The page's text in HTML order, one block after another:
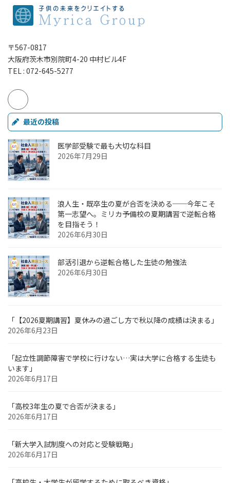
〒567-0817
大阪府茨木市別院町4-20 中村ビル4F
TEL : 072-645-5277
最近の投稿
医学部受験で最も大切な科目
2026年7月29日
浪人生・既卒生の夏が合否を決める──今年こそ
第一志望へ。ミリカ予備校の夏期講習で逆転合格
を目指そう！
2026年6月30日
部活引退から逆転合格した生徒の勉強法
2026年6月30日
「【2026夏期講習】夏休みの過ごし方で秋以降の成績は決まる」
2026年6月23日
「起立性調節障害で学校に行けない…実は大学に合格する生徒も
います」
2026年6月17日
「高校3年生の夏で合否が決まる」
2026年6月17日
「新大学入試制度への対応と受験戦略」
2026年6月17日